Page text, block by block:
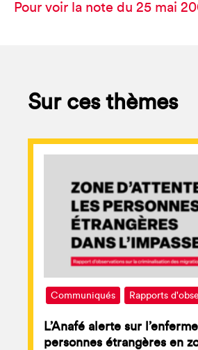
Pour voir la note du 25 mai
Sur ces thèmes
Communiqués Rapports
L’Anafé alerte sur
personnes étrangères en